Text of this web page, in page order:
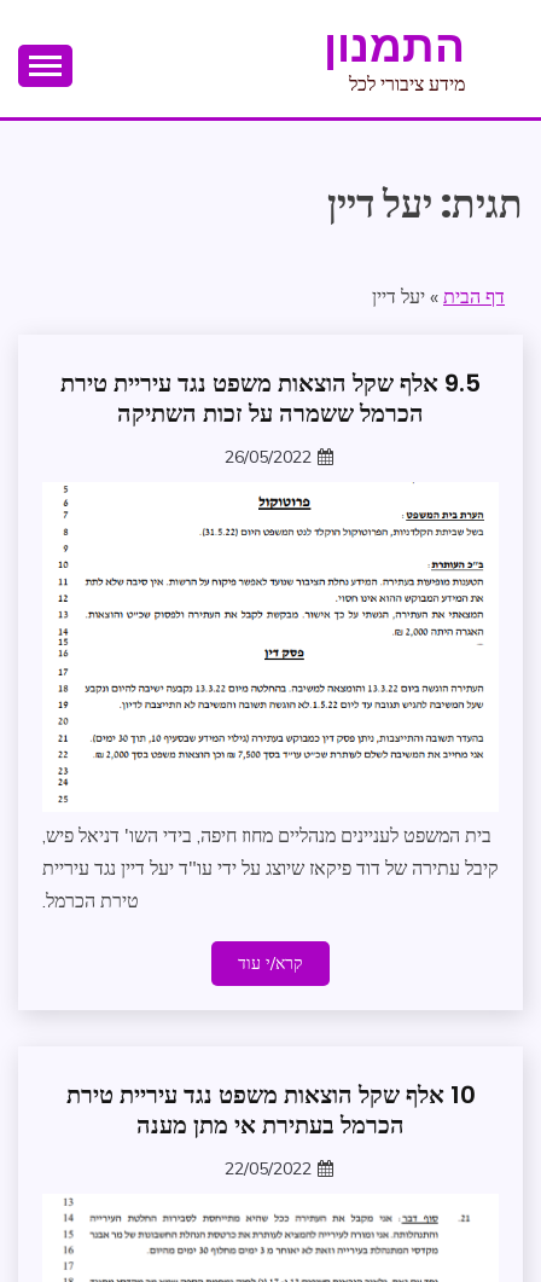
התמנון
מידע ציבורי לכל
תגית: יעל דיין
דף הבית » יעל דיין
חופש
מידע
עדכונים
במרחב
עתירת
מידע
9.5 אלף שקל הוצאות משפט נגד עיריית טירת
הכרמל ששמרה על זכות השתיקה
26/05/2022
בית המשפט לעניינים מנהליים מחוז חיפה, בידי השו' דניאל פיש,
קיבל עתירה של דוד פיקאז שיוצג על ידי עו"ד יעל דיין נגד עיריית
טירת הכרמל.
קרא/י עוד
חופש
מידע
עתירת
מידע
10 אלף שקל הוצאות משפט נגד עיריית טירת
הכרמל בעתירת אי מתן מענה
22/05/2022